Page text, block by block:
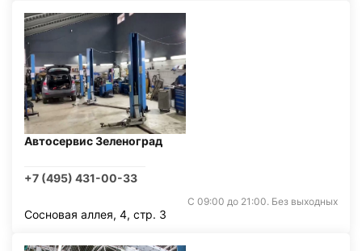
Автосервис Зеленоград
+7 (495) 431-00-33
С 09:00 до 21:00. Без выходных
Сосновая аллея, 4, стр. 3